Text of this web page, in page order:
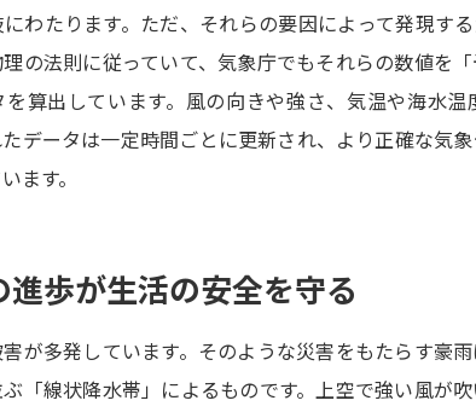
わたります。ただ、それらの要因によって発現す
の法則に従っていて、気象庁でもそれらの数値を「
算出しています。風の向きや強さ、気温や海水
データは一定時間ごとに更新され、より正確な気
ます。
進歩が生活の安全を守る
が多発しています。そのような災害をもたらす豪
「線状降水帯」によるものです。上空で強い風が